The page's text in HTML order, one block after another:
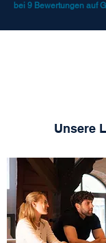
bei 9 Bewertungen auf
Unsere